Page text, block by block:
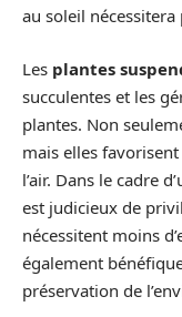
au soleil
Les plantes
succulentes et les
plantes. Non
mais elles
l’air. Dans le cadre
est judicieux de
nécessitent moins
également
préservation de